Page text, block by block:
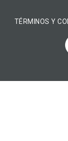
TÉRMINOS Y